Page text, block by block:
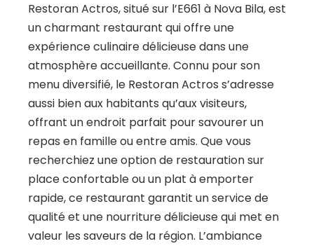
Restoran Actros, situé sur l’E661 à Nova Bila, est
un charmant restaurant qui offre une
expérience culinaire délicieuse dans une
atmosphère accueillante. Connu pour son
menu diversifié, le Restoran Actros s’adresse
aussi bien aux habitants qu’aux visiteurs,
offrant un endroit parfait pour savourer un
repas en famille ou entre amis. Que vous
recherchiez une option de restauration sur
place confortable ou un plat à emporter
rapide, ce restaurant garantit un service de
qualité et une nourriture délicieuse qui met en
valeur les saveurs de la région. L’ambiance